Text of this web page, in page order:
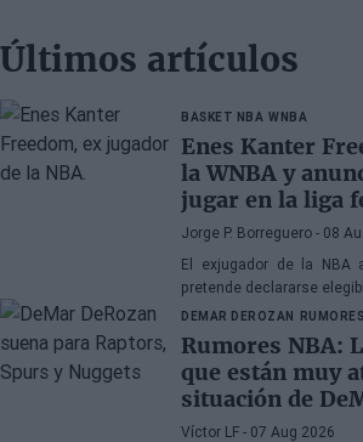
Últimos artículos
BASKET NBA WNBA
Enes Kanter
la WNBA y
jugar en la liga
Jorge P. Borreguero - 08
El exjugador de la NBA
pretende declararse
de 2027
DEMAR DEROZAN
Rumores NBA:
que están muy
situación de
Víctor LF - 07 Aug 2026